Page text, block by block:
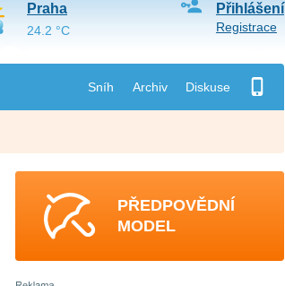
Sníh Archiv Diskuse
Přihlášení
Registrace
Praha
24.2 °C
PŘEDPOVĚDNÍ
MODEL